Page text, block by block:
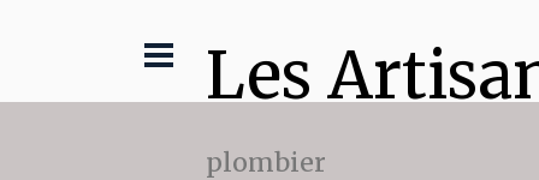
Les
plombier